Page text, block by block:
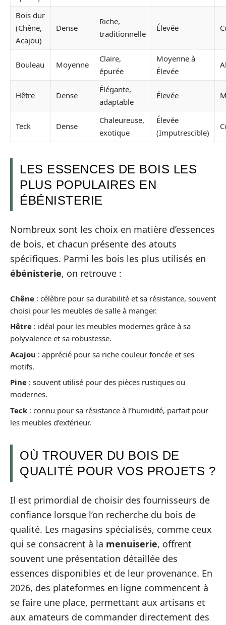
Bois dur
(Chêne,
Acajou)
Dense
Riche,
traditionnelle
Élevée
Bouleau Moyenne
Claire,
épurée
Moyenne à
Élevée
Hêtre Dense
Élégante,
adaptable
Élevée
Teck Dense
Chaleureuse,
exotique
Élevée
(Imputrescible)
LES ESSENCES DE BOIS LES
PLUS POPULAIRES EN
ÉBÉNISTERIE
Nombreux sont les choix en matière d’essences
de bois, et chacun présente des atouts
spécifiques. Parmi les bois les plus utilisés en
ébénisterie, on retrouve :
Chêne : célèbre pour sa durabilité et sa résistance, souvent
choisi pour les meubles de salle à manger.
Hêtre : idéal pour les meubles modernes grâce à sa
polyvalence et sa robustesse.
Acajou : apprécié pour sa riche couleur foncée et ses
motifs.
Pine : souvent utilisé pour des pièces rustiques ou
modernes.
Teck : connu pour sa résistance à l’humidité, parfait pour
les meubles d’extérieur.
OÙ TROUVER DU BOIS DE
QUALITÉ POUR VOS PROJETS ?
Il est primordial de choisir des fournisseurs de
confiance lorsque l’on recherche du bois de
qualité. Les magasins spécialisés, comme ceux
qui se consacrent à la menuiserie, offrent
souvent une présentation détaillée des
essences disponibles et de leur provenance. En
2026, des plateformes en ligne commencent à
se faire une place, permettant aux artisans et
aux amateurs de commander directement des